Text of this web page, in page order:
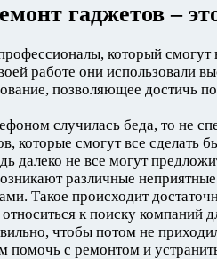
гаджетов –
который
работе они использовали
позволяющее достичь
случилась беда, то не
которые смогут все сделать
далеко не все могут
различные
Такое происходит
к поиску компаний
чтобы потом не
помочь с ремонтом и